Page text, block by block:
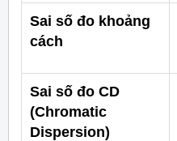
Sai số đo khoảng
cách
Sai số đo CD
(Chromatic
Dispersion)